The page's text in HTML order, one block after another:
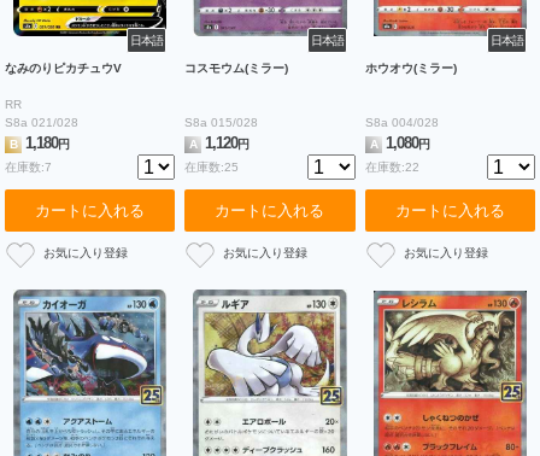
日本語
なみのりピカチュウV
RR
S8a 021/028
B
1,180円
在庫数:7
カートに入れる
日本語
コスモウム(ミラー)
S8a 015/028
A
1,120円
在庫数:25
カートに入れる
日本語
ホウオウ(ミラー)
S8a 004/028
A 1,080円
在庫数:22
カートに入れる